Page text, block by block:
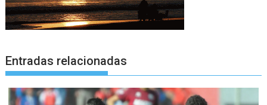
Entradas relacionadas